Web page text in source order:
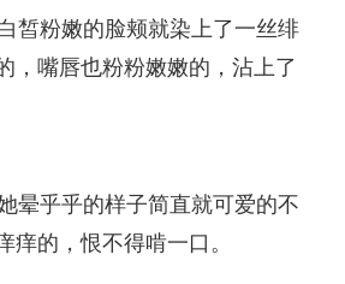
皙粉嫩的脸颊就染上了一丝绯
，嘴唇也粉粉嫩嫩的，沾上了
晕乎乎的样子简直就可爱的不
痒的，恨不得啃一口。